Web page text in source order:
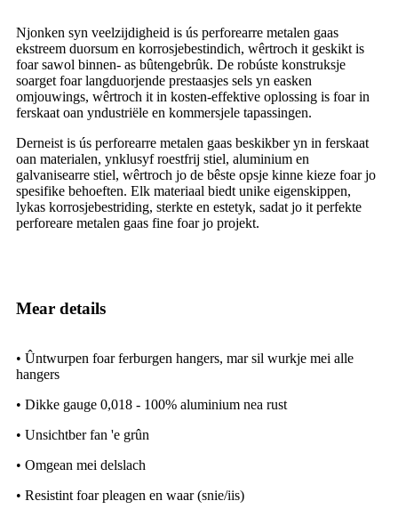
Njonken syn veelzijdigheid is ús perforearre metalen gaas
ekstreem duorsum en korrosjebestindich, wêrtroch it geskikt is
foar sawol binnen- as bûtengebrûk. De robúste konstruksje
soarget foar langduorjende prestaasjes sels yn easken
omjouwings, wêrtroch it in kosten-effektive oplossing is foar in
ferskaat oan yndustriële en kommersjele tapassingen.
Derneist is ús perforearre metalen gaas beskikber yn in ferskaat
oan materialen, ynklusyf roestfrij stiel, aluminium en
galvanisearre stiel, wêrtroch jo de bêste opsje kinne kieze foar jo
spesifike behoeften. Elk materiaal biedt unike eigenskippen,
lykas korrosjebestriding, sterkte en estetyk, sadat jo it perfekte
perforeare metalen gaas fine foar jo projekt.
Mear details
• Ûntwurpen foar ferburgen hangers, mar sil wurkje mei alle
hangers
• Dikke gauge 0,018 - 100% aluminium nea rust
• Unsichtber fan 'e grûn
• Omgean mei delslach
• Resistint foar pleagen en waar (snie/iis)